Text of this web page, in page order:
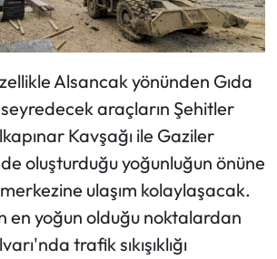
Alsancak yönünden Gıda
seyredecek araçların Şehitler
Kavşağı ile Gaziler
oluşturduğu yoğunluğun önüne
ulaşım kolaylaşacak.
en yoğun olduğu noktalardan
trafik sıkışıklığı